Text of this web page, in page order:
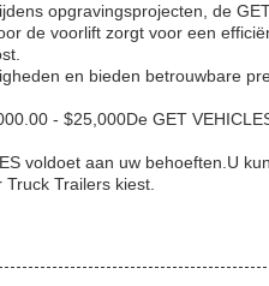
opgravingsprojecten, de
de voorlift zorgt voor een
en bieden betrouwbare
- $25,000De GET
voldoet aan uw behoeften.U
Trailers kiest.